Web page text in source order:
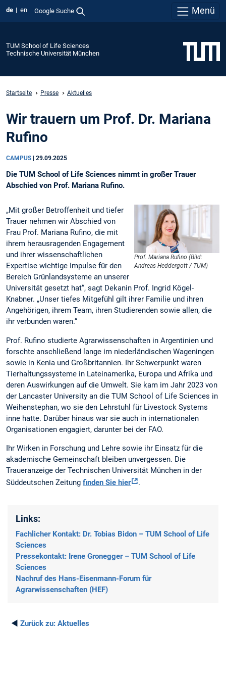
de en Google Suche Menü
TUM School of Life Sciences
Technische Universität München
Startseite Presse Aktuelles
Wir trauern um Prof. Dr. Mariana
Rufino
CAMPUS 29.09.2025
Die TUM School of Life Sciences nimmt in großer Trauer
Abschied von Prof. Mariana Rufino.
Prof. Mariana Rufino (Bild:
Andreas Heddergott / TUM)
„Mit großer Betroffenheit und tiefer
Trauer nehmen wir Abschied von
Frau Prof. Mariana Rufino, die mit
ihrem herausragenden Engagement
und ihrer wissenschaftlichen
Expertise wichtige Impulse für den
Bereich Grünlandsysteme an unserer
Universität gesetzt hat“, sagt Dekanin Prof. Ingrid Kögel-
Knabner. „Unser tiefes Mitgefühl gilt ihrer Familie und ihren
Angehörigen, ihrem Team, ihren Studierenden sowie allen, die
ihr verbunden waren.“
Prof. Rufino studierte Agrarwissenschaften in Argentinien und
forschte anschließend lange im niederländischen Wageningen
sowie in Kenia und Großbritannien. Ihr Schwerpunkt waren
Tierhaltungssysteme in Lateinamerika, Europa und Afrika und
deren Auswirkungen auf die Umwelt. Sie kam im Jahr 2023 von
der Lancaster University an die TUM School of Life Sciences in
Weihenstephan, wo sie den Lehrstuhl für Livestock Systems
inne hatte. Darüber hinaus war sie auch in internationalen
Organisationen engagiert, darunter bei der FAO.
Ihr Wirken in Forschung und Lehre sowie ihr Einsatz für die
akademische Gemeinschaft bleiben unvergessen. Die
Traueranzeige der Technischen Universität München in der
Süddeutschen Zeitung finden Sie hier .
Links:
Fachlicher Kontakt: Dr. Tobias Bidon – TUM School of Life
Sciences
Pressekontakt: Irene Gronegger – TUM School of Life
Sciences
Nachruf des Hans-Eisenmann-Forum für
Agrarwissenschaften (HEF)
◄ Zurück zu: Aktuelles